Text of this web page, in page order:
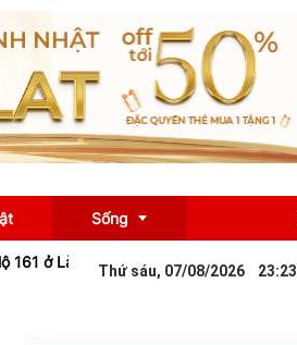
Sống
sạt lở sau mưa lớn khiến giao thông tê liệt
Thứ sáu, 07/08/2026 23:23